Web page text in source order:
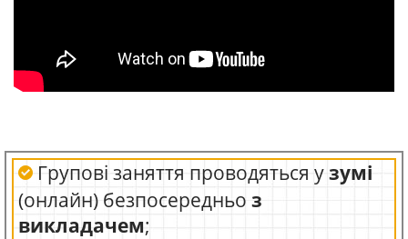
Групові заняття проводяться узумі
(онлайн) безпосередньо з
викладачем;